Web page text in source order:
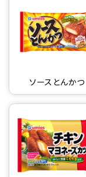
ソースとんかつ